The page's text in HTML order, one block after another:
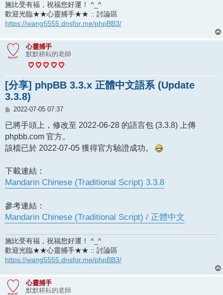
施比受有福，祝福您好運！ ^_^
歡迎光臨★★心靈捕手★★ :: 討論區
https://wang5555.dnsfor.me/phpBB3/
心靈捕手
默默耕耘的老師
[分享] phpBB 3.3.x 正體中文語系 (Update
3.3.8)
文
2022-07-05 07:37
已將手頭上，修改至 2022-06-28 的語言包 (3.3.8) 上傳
phpbb.com 官方。
該檔已於 2022-07-05 獲得官方驗證成功。
下載連結：
Mandarin Chinese (Traditional Script) 3.3.8
參考連結：
Mandarin Chinese (Traditional Script) / 正體中文
施比受有福，祝福您好運！ ^_^
歡迎光臨★★心靈捕手★★ :: 討論區
https://wang5555.dnsfor.me/phpBB3/
心靈捕手
默默耕耘的老師